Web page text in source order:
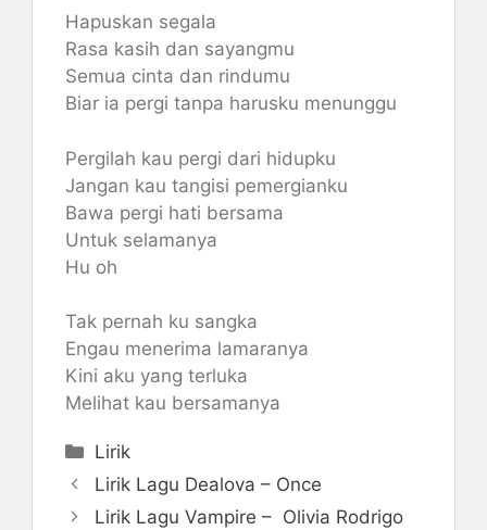
Hapuskan segala
Rasa kasih dan sayangmu
Semua cinta dan rindumu
Biar ia pergi tanpa harusku menunggu
Pergilah kau pergi dari hidupku
Jangan kau tangisi pemergianku
Bawa pergi hati bersama
Untuk selamanya
Hu oh
Tak pernah ku sangka
Engau menerima lamaranya
Kini aku yang terluka
Melihat kau bersamanya
Categories
Lirik
Lirik Lagu Dealova – Once
Lirik Lagu Vampire – Olivia Rodrigo